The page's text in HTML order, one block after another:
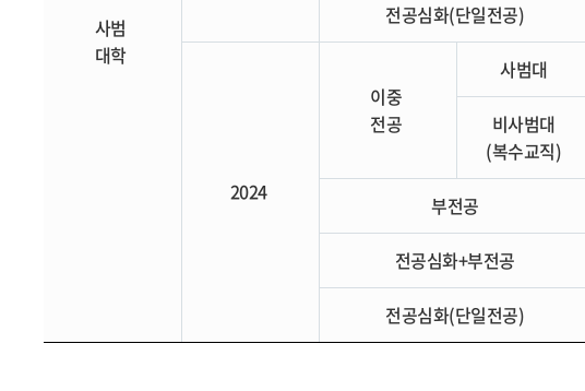
사범
대학
전공심화(단일전공)
2024
이중
전공
사범대
비사범대
(복수교직)
부전공
전공심화+부전공
전공심화(단일전공)